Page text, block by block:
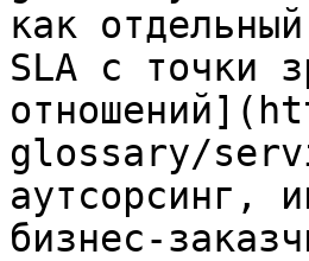
как
SLA с точки
glossary/
аутсорсинг,
бизнес-